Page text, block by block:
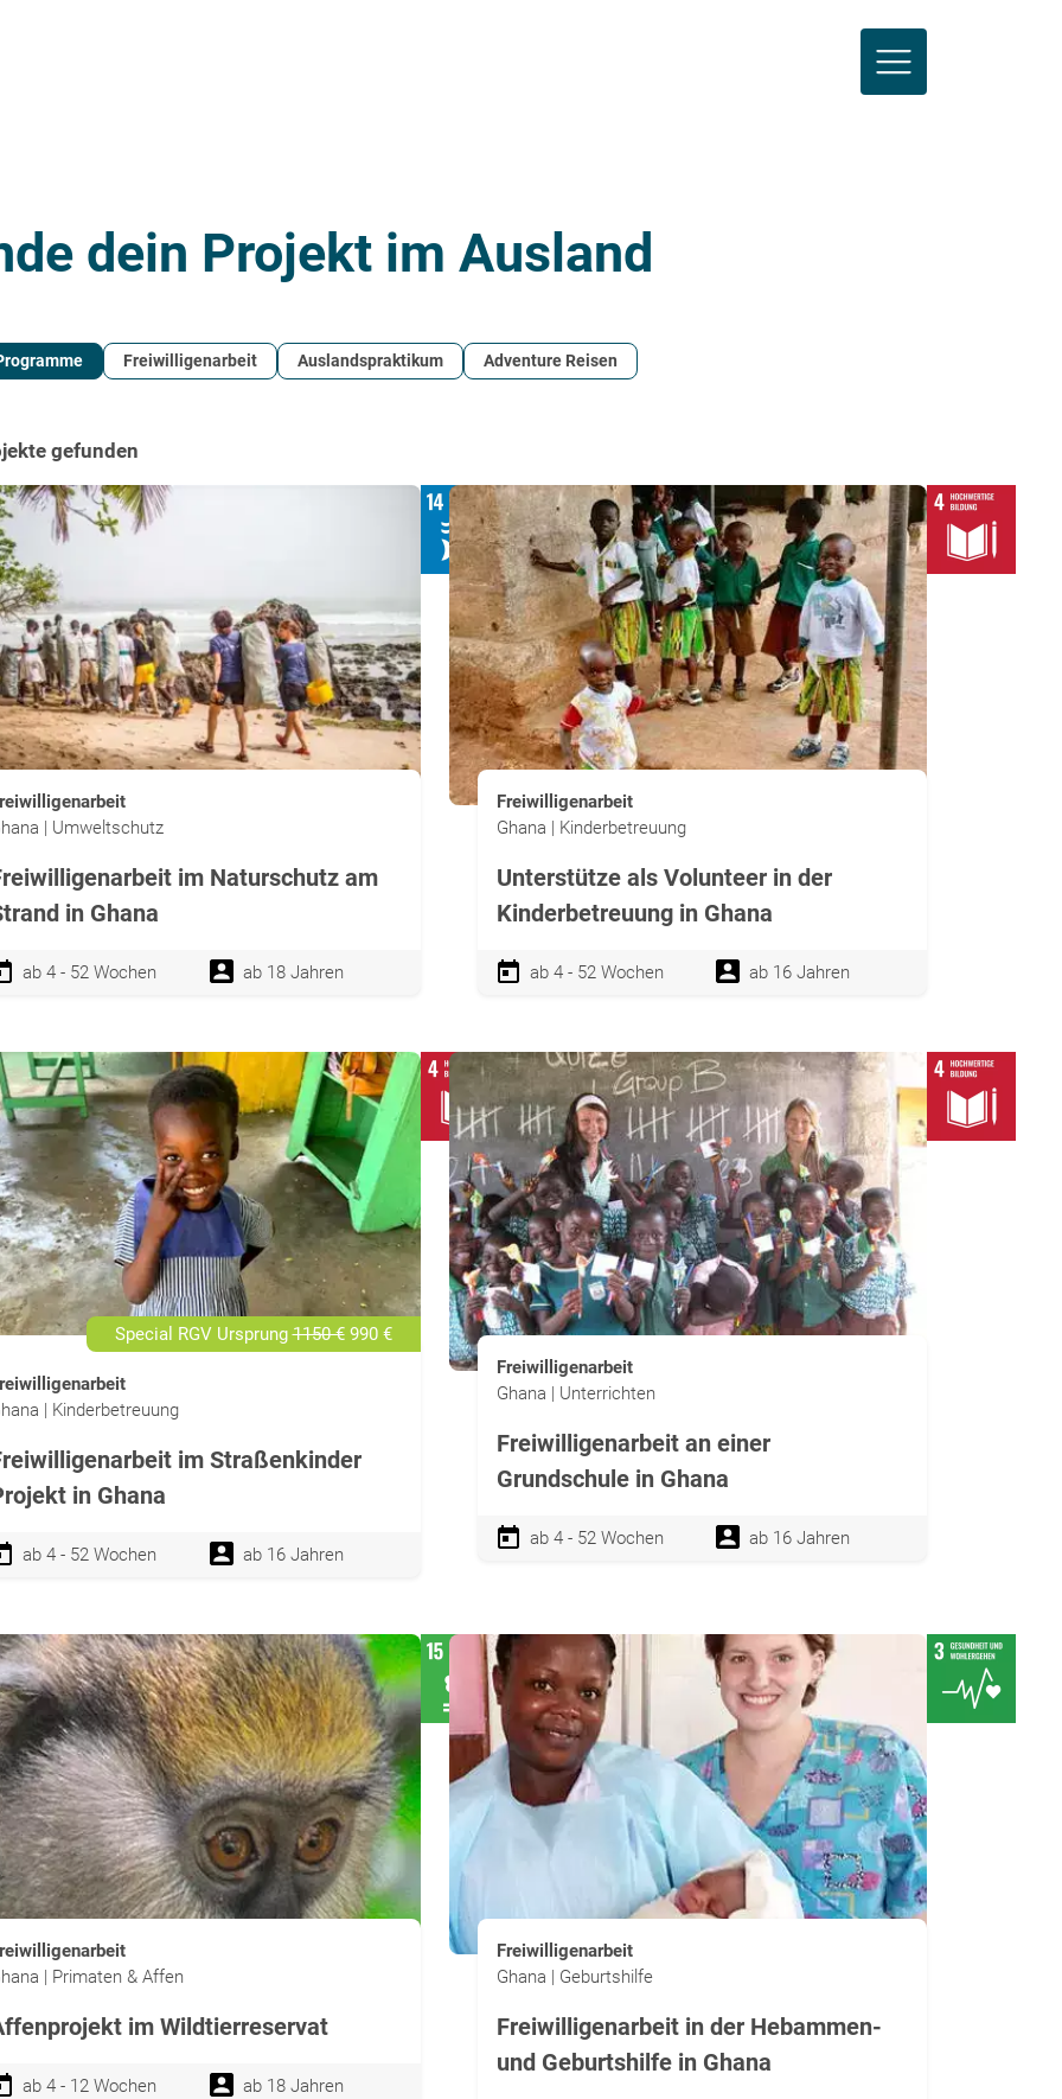
dein Projekt im Ausland
Freiwilligenarbeit Auslandspraktikum Adventure Reisen
gefunden
| Umweltschutz
im Naturschutz am
in Ghana
ab 4 - 52 Wochen ab 18 Jahren
Freiwilligenarbeit
Ghana | Kinderbetreuung
Unterstütze als Volunteer in der
Kinderbetreuung in Ghana
ab 4 - 52 Wochen ab 16 Jahren
Special RGV Ursprung1150 €990 €
| Kinderbetreuung
im Straßenkinder
in Ghana
ab 4 - 52 Wochen ab 16 Jahren
Freiwilligenarbeit
Ghana | Unterrichten
Freiwilligenarbeit an einer
Grundschule in Ghana
ab 4 - 52 Wochen ab 16 Jahren
| Primaten & Affen
im Wildtierreservat
ab 4 - 12 Wochen ab 18 Jahren
Freiwilligenarbeit
Ghana | Geburtshilfe
Freiwilligenarbeit in der Hebammen-
und Geburtshilfe in Ghana